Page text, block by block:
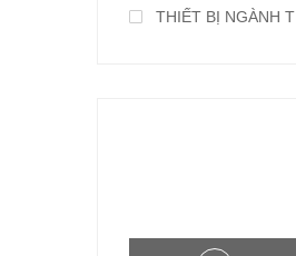
THIẾT BỊ NGÀNH THỰC PHẨM